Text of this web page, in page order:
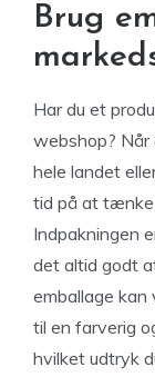
Brug
Har du et
webshop? Når
hele landet
tid på at tænke
Indpakningen
det altid godt
emballage
til en farverig
hvilket udtryk